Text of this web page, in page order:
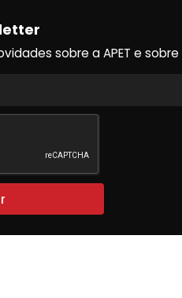
sobre a APET e